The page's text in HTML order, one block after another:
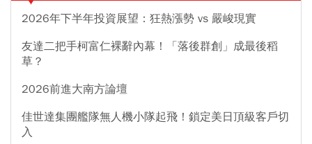
2026年下半年投資展望：狂熱漲勢 vs 嚴峻現實
友達二把手柯富仁裸辭內幕！「落後群創」成最後稻
草？
2026前進大南方論壇
佳世達集團艦隊無人機小隊起飛！鎖定美日頂級客戶切
入